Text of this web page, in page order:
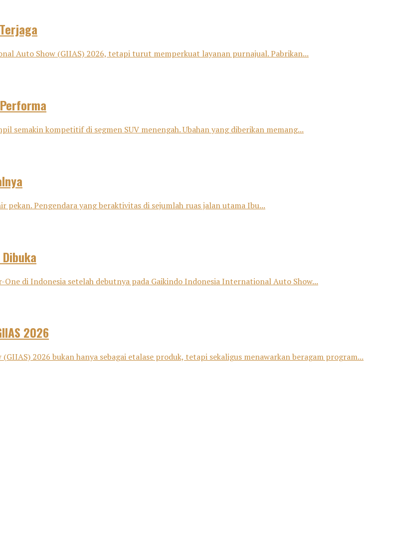
Auto Show (GIIAS) 2026, tetapi turut memperkuat layanan purnajual. Pabrikan...
semakin kompetitif di segmen SUV menengah. Ubahan yang diberikan memang...
Pengendara yang beraktivitas di sejumlah ruas jalan utama Ibu...
di Indonesia setelah debutnya pada Gaikindo Indonesia International Auto Show...
2026
2026 bukan hanya sebagai etalase produk, tetapi sekaligus menawarkan beragam program...